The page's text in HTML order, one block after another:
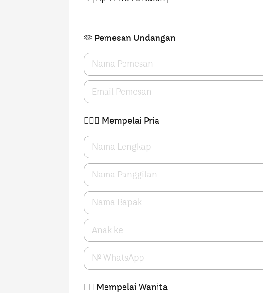
🫶 Pemesan Undangan
🤵🏻‍♂️ Mempelai Pria
👰‍♀️ Mempelai Wanita